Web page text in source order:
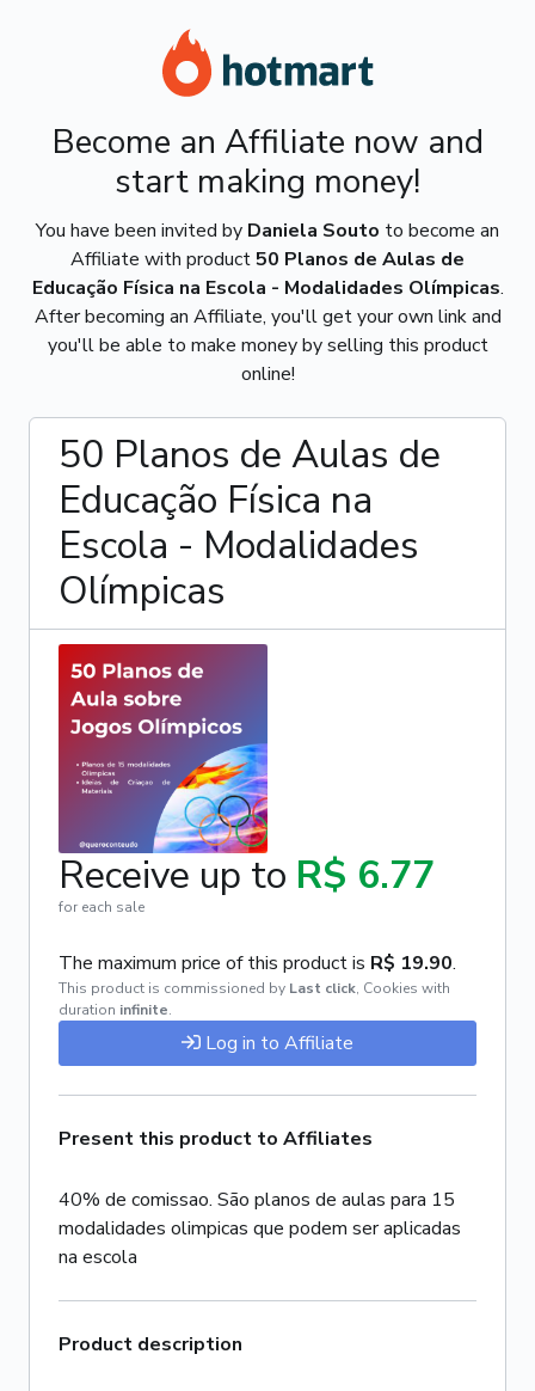
Become an Affiliate now and
start making money!
You have been invited by Daniela Souto to become an
Affiliate with product50 Planos de Aulas de
Educação Física na Escola - Modalidades Olímpicas.
After becoming an Affiliate, you'll get your own link and
you'll be able to make money by selling this product
online!
50 Planos de Aulas de
Educação Física na
Escola - Modalidades
Olímpicas
Receive up to R$ 6.77
for each sale
The maximum price of this product is R$ 19.90.
This product is commissioned by Last click, Cookies with
duration infinite.
Log in to Affiliate
Present this product to Affiliates
40% de comissao. São planos de aulas para 15
modalidades olimpicas que podem ser aplicadas
na escola
Product description